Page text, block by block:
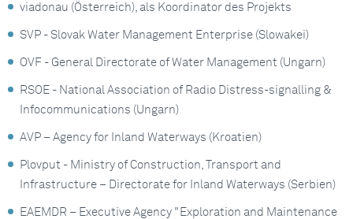
viadonau (Österreich), als Koordinator des Projekts
SVP - Slovak Water Management Enterprise (Slowakei)
OVF - General Directorate of Water Management (Ungarn)
RSOE - National Association of Radio Distress-signalling &
Infocommunications (Ungarn)
AVP – Agency for Inland Waterways (Kroatien)
Plovput - Ministry of Construction, Transport and
Infrastructure – Directorate for Inland Waterways (Serbien)
EAEMDR – Executive Agency "Exploration and Maintenance